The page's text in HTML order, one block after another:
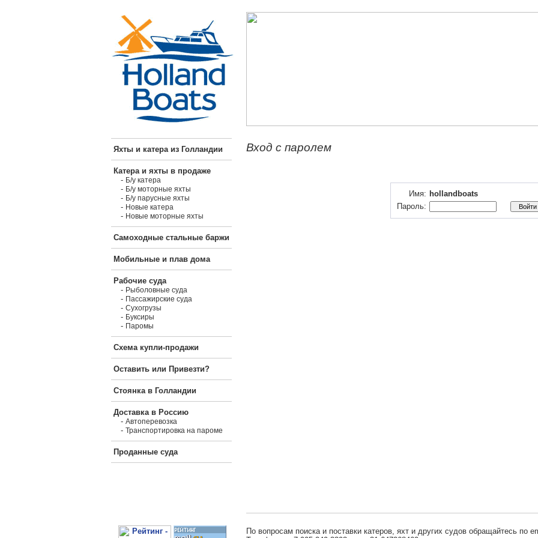
Яхты и катера из Голландии
Катера и яхты в продаже
- Б/у катера
- Б/у моторные яхты
- Б/у парусные яхты
- Новые катера
- Новые моторные яхты
Самоходные стальные баржи
Мобильные и плав дома
Рабочие суда
- Рыболовные суда
- Пассажирские суда
- Сухогрузы
- Буксиры
- Паромы
Схема купли-продажи
Оставить или Привезти?
Стоянка в Голландии
Доставка в Россию
- Автоперевозка
- Транспортировка на пароме
Проданные суда
Вход с паролем
Имя: hollandboats
Пароль:
По вопросам поиска и поставки катеров, яхт и других судов обращайтесь по